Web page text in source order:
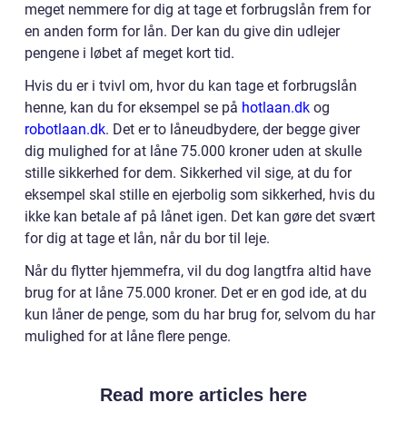
meget nemmere for dig at tage et forbrugslån frem for
en anden form for lån. Der kan du give din udlejer
pengene i løbet af meget kort tid.
Hvis du er i tvivl om, hvor du kan tage et forbrugslån
henne, kan du for eksempel se på hotlaan.dk og
robotlaan.dk. Det er to låneudbydere, der begge giver
dig mulighed for at låne 75.000 kroner uden at skulle
stille sikkerhed for dem. Sikkerhed vil sige, at du for
eksempel skal stille en ejerbolig som sikkerhed, hvis du
ikke kan betale af på lånet igen. Det kan gøre det svært
for dig at tage et lån, når du bor til leje.
Når du flytter hjemmefra, vil du dog langtfra altid have
brug for at låne 75.000 kroner. Det er en god ide, at du
kun låner de penge, som du har brug for, selvom du har
mulighed for at låne flere penge.
Read more articles here